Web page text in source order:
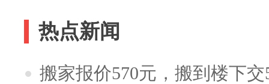
热点新闻
搬家报价570元，搬到楼下